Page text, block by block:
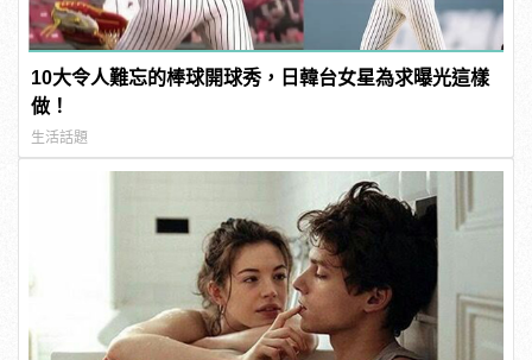
10大令人難忘的棒球開球秀，日韓台女星為求曝光這樣
做！
生活話題